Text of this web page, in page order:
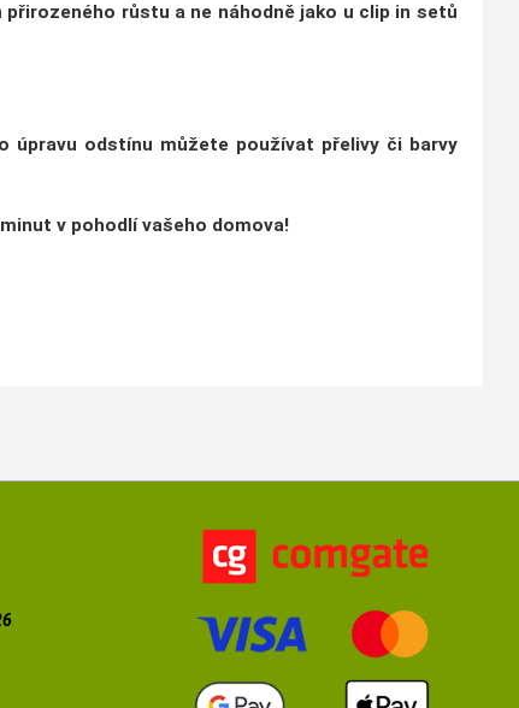
přirozeného růstu a ne náhodně jako u clip in setů
úpravu odstínu můžete používat přelivy či barvy
v pohodlí vašeho domova!